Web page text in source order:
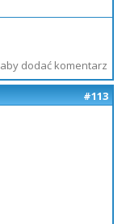
aby dodać komentarz
#113